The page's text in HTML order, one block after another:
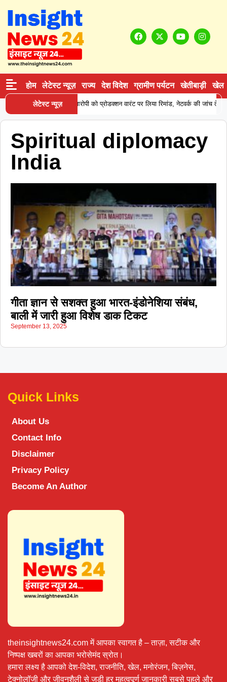
होम लेटेस्ट न्यूज़ राज्य देश विदेश ग्रामीण पर्यटन खेतीबाड़ी खेल
लेटेस्ट न्यूज़
ने कोकीन सप्लाई करने वाले आरोपी को प्रोडक्शन वारंट पर लिया रिमांड, नेटवर्क की जांच तेज
Spiritual diplomacy
India
गीता ज्ञान से सशक्त हुआ भारत-इंडोनेशिया संबंध,
बाली में जारी हुआ विशेष डाक टिकट
September 13, 2025
Quick Links
About Us
Contact Info
Disclaimer
Privacy Policy
Become An Author
theinsightnews24.com में आपका स्वागत है – ताज़ा, सटीक और
निष्पक्ष खबरों का आपका भरोसेमंद स्रोत।
हमारा लक्ष्य है आपको देश-विदेश, राजनीति, खेल, मनोरंजन, बिज़नेस,
टेक्नोलॉजी और जीवनशैली से जुड़ी हर महत्वपूर्ण जानकारी सबसे पहले और